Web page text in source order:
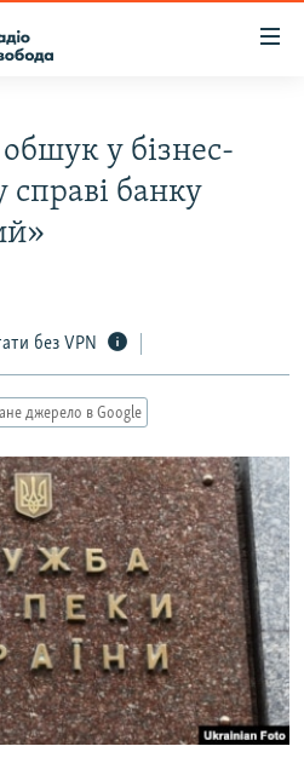
у бізнес-
справі банку
без VPN
джерело в Google